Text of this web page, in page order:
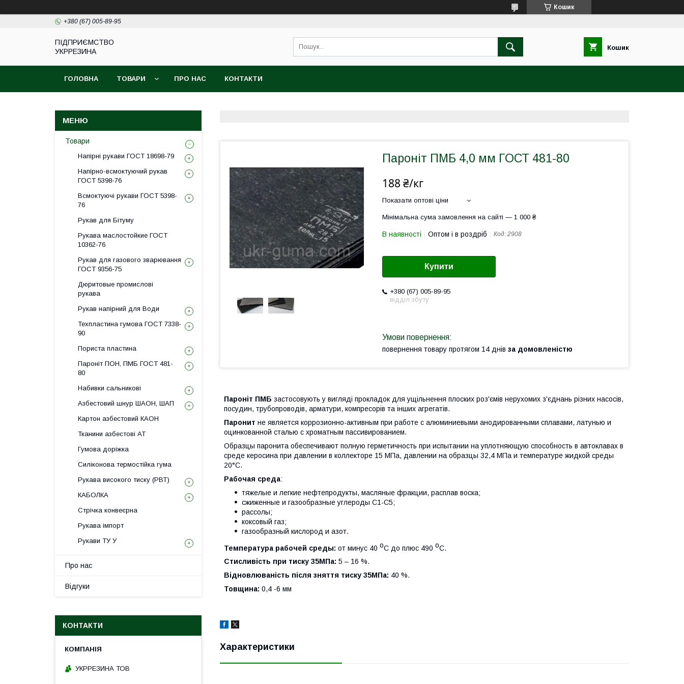
Кошик
+380 (67) 005-89-95
ПІДПРИЄМСТВО
УКРРЕЗИНА
Кошик
ГОЛОВНА ТОВАРИ ПРО НАС КОНТАКТИ
Пароніт ПМБ 4,0 мм ГОСТ 481-80
188 ₴/кг
Показати оптові ціни
Мінімальна сума замовлення на сайті — 1 000 ₴
В наявності Оптом і в роздріб Код: 2908
Купити
+380 (67) 005-89-95
відділ збуту
повернення товару протягом 14 днів за домовленістю
Пароніт ПМБ застосовують у вигляді прокладок для ущільнення плоских роз'ємів нерухомих з'єднань різних насосів,
посудин, трубопроводів, арматури, компресорів та інших агрегатів.
Паронит не является коррозионно-активным при работе с алюминиевыми анодированными сплавами, латунью и
оцинкованной сталью с хроматным пассивированием.
Образцы паронита обеспечивают полную герметичность при испытании на уплотняющую способность в автоклавах в
среде керосина при давлении в коллекторе 15 МПа, давлении на образцы 32,4 МПа и температуре жидкой среды
20°С.
Рабочая среда:
тяжелые и легкие нефтепродукты, масляные фракции, расплав воска;
сжиженные и газообразные углероды С1-С5;
рассолы;
коксовый газ;
газообразный кислород и азот.
Температура рабочей среды: от минус 40 оС до плюс 490 оС.
Стисливість при тиску 35МПа: 5 – 16 %.
Відновлюваність після зняття тиску 35МПа: 40 %.
Товщина: 0,4 -6 мм
Характеристики
Товари
Напірні рукави ГОСТ 18698-79
Напірно-всмоктуючий рукав
ГОСТ 5398-76
Всмоктуючі рукави ГОСТ 5398-
76
Рукав для Бітуму
Рукава маслостойкие ГОСТ
10362-76
Рукав для газового зварювання
ГОСТ 9356-75
Дюритовые промислові
рукава
Рукав напірний для Води
Техпластина гумова ГОСТ 7338-
90
Пориста пластина
Пароніт ПОН, ПМБ ГОСТ 481-
80
Набивки сальникові
Азбестовий шнур ШАОН, ШАП
Картон азбестовий КАОН
Тканини азбестові АТ
Гумова доріжка
Силіконова термостійка гума
Рукава високого тиску (РВТ)
КАБОЛКА
Стрічка конвеєрна
Рукава імпорт
Рукави ТУ У
Про нас
Відгуки
КОНТАКТИ
УКРРЕЗИНА ТОВ